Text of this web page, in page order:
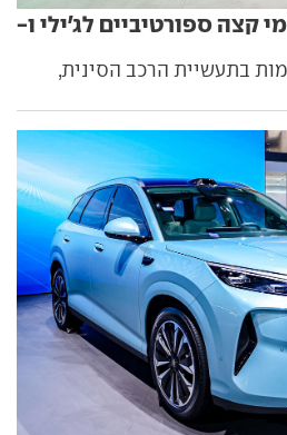
קצה ספורטיביים לג'ילי ו-
בתעשיית הרכב הסינית,
ספורט מרשימים שנועדו